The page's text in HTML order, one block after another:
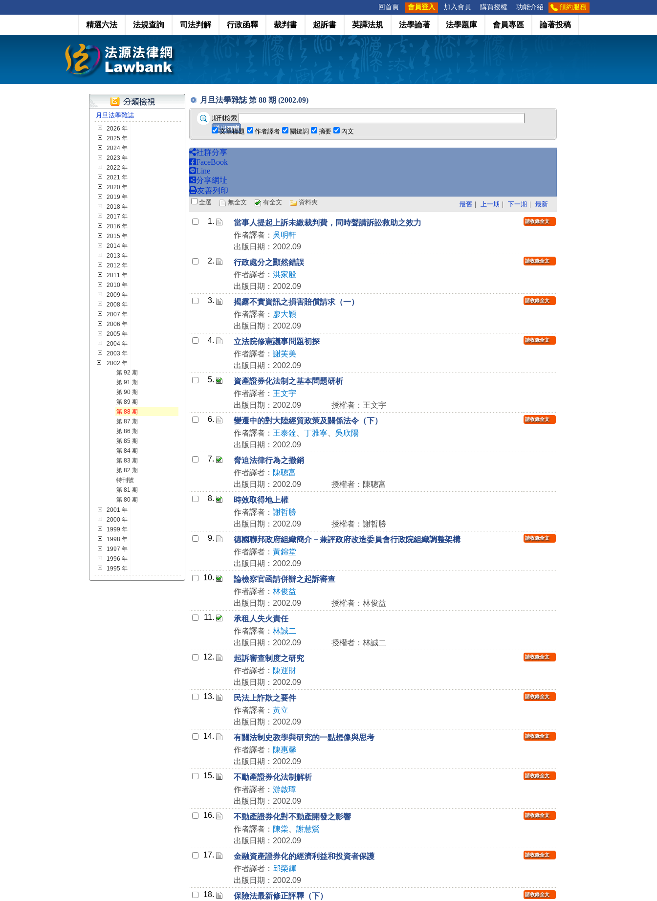
回首頁 會員登入 加入會員 購買授權 功能介紹 預約服務
精選六法 法規查詢 司法判解 行政函釋 裁判書 起訴書 英譯法規 法學論著 法學題庫 會員專區 論著投稿
月旦法學雜誌
2026 年
2025 年
2024 年
2023 年
2022 年
2021 年
2020 年
2019 年
2018 年
2017 年
2016 年
2015 年
2014 年
2013 年
2012 年
2011 年
2010 年
2009 年
2008 年
2007 年
2006 年
2005 年
2004 年
2003 年
2002 年
第 92 期
第 91 期
第 90 期
第 89 期
第 88 期
第 87 期
第 86 期
第 85 期
第 84 期
第 83 期
第 82 期
特刊號
第 81 期
第 80 期
2001 年
2000 年
1999 年
1998 年
1997 年
1996 年
1995 年
月旦法學雜誌 第 88 期 (2002.09)
期刊檢索
文章標題
作者譯者 關鍵詞 摘要 內文
社群分享
FaceBook
Line
分享網址
友善列印
全選 無全文 有全文 資料夾 最舊 ｜ 上一期 ｜ 下一期 ｜ 最新
1.
當事人提起上訴未繳裁判費，同時聲請訴訟救助之效力
作者譯者： 吳明軒
出版日期：2002.09
請收錄全文
2.
行政處分之顯然錯誤
作者譯者： 洪家殷
出版日期：2002.09
請收錄全文
3.
揭露不實資訊之損害賠償請求（一）
作者譯者： 廖大穎
出版日期：2002.09
請收錄全文
4.
立法院修憲議事問題初探
作者譯者： 謝芙美
出版日期：2002.09
請收錄全文
5.
資產證券化法制之基本問題研析
作者譯者： 王文宇
出版日期：2002.09
授權者：王文宇
6.
變遷中的對大陸經貿政策及關係法令（下）
作者譯者： 王泰銓、 丁雅寧、 吳欣陽
出版日期：2002.09
請收錄全文
7.
脅迫法律行為之撤銷
作者譯者： 陳聰富
出版日期：2002.09
授權者：陳聰富
8.
時效取得地上權
作者譯者： 謝哲勝
出版日期：2002.09
授權者：謝哲勝
9.
德國聯邦政府組織簡介－兼評政府改造委員會行政院組織調整架構
作者譯者： 黃錦堂
出版日期：2002.09
請收錄全文
10.
論檢察官函請併辦之起訴審查
作者譯者： 林俊益
出版日期：2002.09
授權者：林俊益
11.
承租人失火責任
作者譯者： 林誠二
出版日期：2002.09
授權者：林誠二
12.
起訴審查制度之研究
作者譯者： 陳運財
出版日期：2002.09
請收錄全文
13.
民法上詐欺之要件
作者譯者： 黃立
出版日期：2002.09
請收錄全文
14.
有關法制史教學與研究的一點想像與思考
作者譯者： 陳惠馨
出版日期：2002.09
請收錄全文
15.
不動產證券化法制解析
作者譯者： 游啟璋
出版日期：2002.09
請收錄全文
16.
不動產證券化對不動產開發之影響
作者譯者： 陳棠
謝慧鶯
出版日期：2002.09
請收錄全文
17.
金融資產證券化的經濟利益和投資者保護
作者譯者： 邱榮輝
出版日期：2002.09
請收錄全文
18.
保險法最新修正評釋（下）
請收錄全文